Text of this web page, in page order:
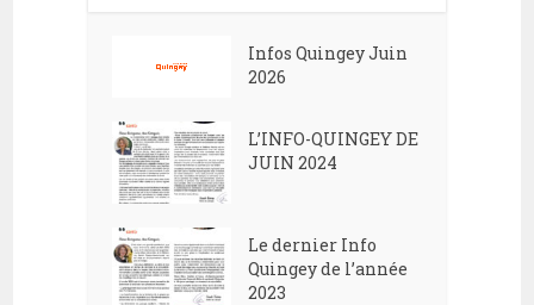
Infos Quingey Juin
2026
L’INFO-QUINGEY DE
JUIN 2024
Le dernier Info
Quingey de l’année
2023